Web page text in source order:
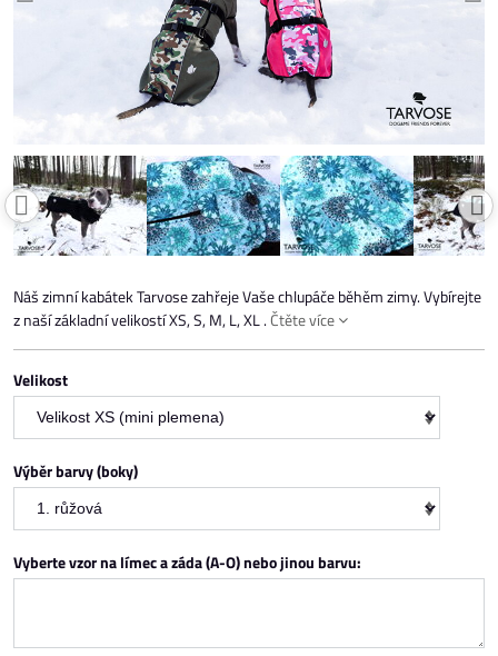
Náš zimní kabátek Tarvose zahřeje Vaše chlupáče běhěm zimy. Vybírejte
z naší základní velikostí XS, S, M, L, XL .Čtěte více
Velikost
Výběr barvy (boky)
Vyberte vzor na límec a záda (A-O) nebo jinou barvu: